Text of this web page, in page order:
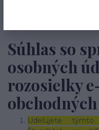
Súhlas so
osobných
rozosielky
Udeľujete